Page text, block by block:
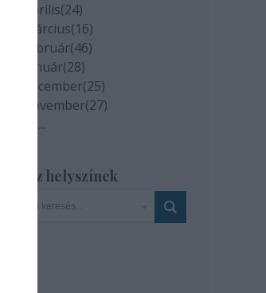
2020 április(24)
2020 március(16)
2020 február(46)
2020 január(28)
2019 december(25)
2019 november(27)
...
Szinház helyszínek